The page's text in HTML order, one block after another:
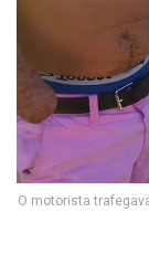
O motorista